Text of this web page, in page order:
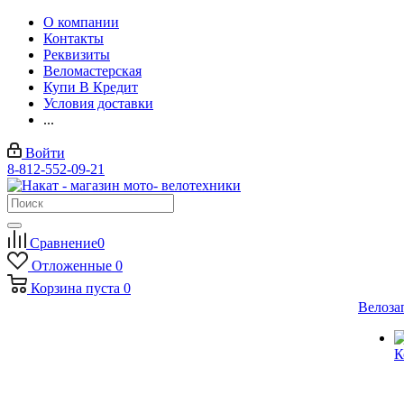
О компании
Контакты
Реквизиты
Веломастерская
Купи В Кредит
Условия доставки
...
Войти
8-812-552-09-21
Сравнение0
Отложенные 0
Корзина пуста 0